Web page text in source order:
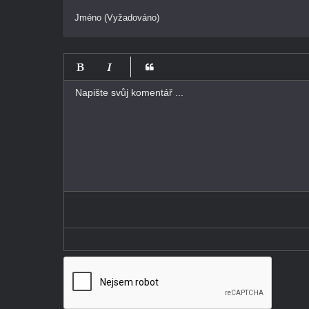
Jméno (Vyžadováno)
-
-